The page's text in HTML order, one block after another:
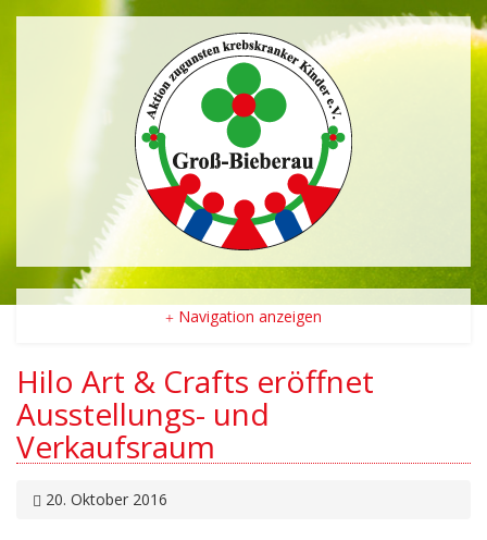
Navigation anzeigen
Hilo Art & Crafts eröffnet
Ausstellungs- und
Verkaufsraum
20. Oktober 2016